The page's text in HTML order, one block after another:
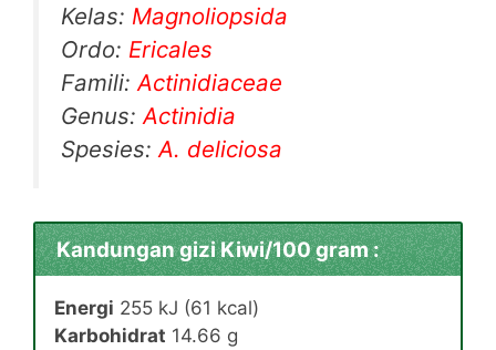
Kelas: Magnoliopsida
Ordo: Ericales
Famili: Actinidiaceae
Genus: Actinidia
Spesies: A. deliciosa
Kandungan gizi Kiwi/100 gram :
Energi 255 kJ (61 kcal)
Karbohidrat 14.66 g